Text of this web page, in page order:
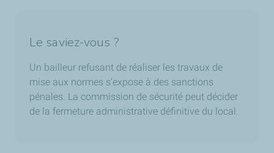
Le saviez-vous ?
Un bailleur refusant de réaliser les travaux de
mise aux normes s’expose à des sanctions
pénales. La commission de sécurité peut décider
de la fermeture administrative définitive du local.